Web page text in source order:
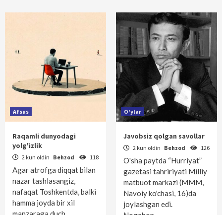
Afsus
Raqamli dunyodagi
yolg'izlik
2 kun oldin Behzod 118
Agar atrofga diqqat bilan
nazar tashlasangiz,
nafaqat Toshkentda, balki
hamma joyda bir xil
O'ylar
Javobsiz qolgan savollar
2 kun oldin Behzod 126
O'sha paytda “Hurriyat”
gazetasi tahririyati Milliy
matbuot markazi (MMM,
Navoiy ko'chasi, 16)da
joylashgan edi.